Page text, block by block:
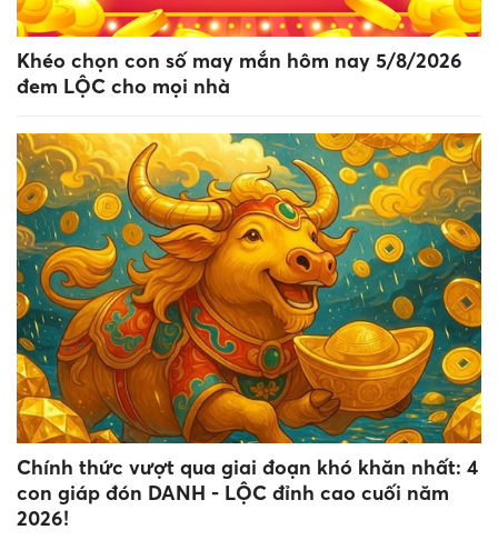
Khéo chọn con số may mắn hôm nay 5/8/2026
đem LỘC cho mọi nhà
Chính thức vượt qua giai đoạn khó khăn nhất: 4
con giáp đón DANH - LỘC đỉnh cao cuối năm
2026!